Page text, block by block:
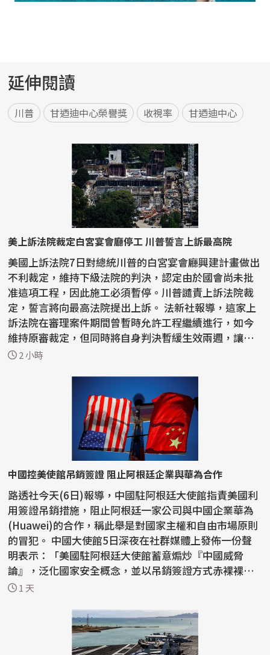
延伸閱讀
川普 甘迺迪中心榮譽獎 收視率 甘迺迪中心
美上訴法院裁定白宮宴會廳停工 川普誓言上訴最高院
美國上訴法院7日對總統川普的白宮宴會廳興建計畫做出
不利裁定，維持下級法院的判決，認定由於國會尚未批
准這項工程，因此施工必須暫停。川普譴責上訴法院裁
定，誓言將向最高法院提出上訴。 法新社報導，這家上
訴法院在審理案件期間曾暫時允許工程繼續進行，如今
維持原審裁定，但同時將自身判決暫緩生效兩週，讓川
普有...
2 小時
中國控美使館吊銷簽證 阻止阿根廷企業與華為合作
路透社今天(6日)報導，中國駐阿根廷大使館指責美國利
用簽證吊銷措施，阻止阿根廷一家公司與中國企業華為
(Huawei)的合作，稱此舉是對國家主權和自由市場原則
的冒犯。 中國大使館5日深夜在社群媒體上發佈一份聲
明表示：「美國駐阿根廷大使館蓄意煽炒『中國威脅
論』，泛化國家安全概念，並以吊銷簽證方式赤裸裸阻
止正常...
1 天